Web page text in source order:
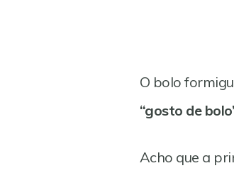
O bolo
“gosto de
Acho que a